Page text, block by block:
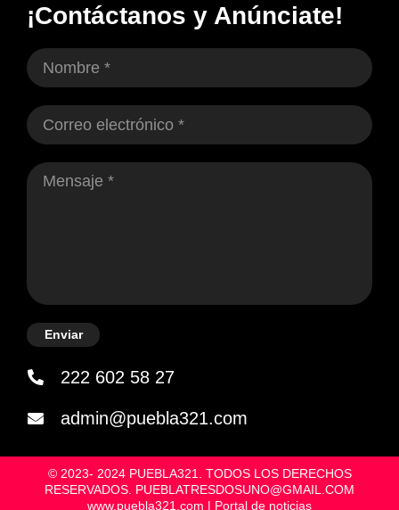
¡Contáctanos y Anúnciate!
Enviar
222 602 58 27
admin@puebla321.com
© 2023- 2024 PUEBLA321. TODOS LOS DERECHOS
RESERVADOS. PUEBLATRESDOSUNO@GMAIL.COM
www.puebla321.com | Portal de noticias